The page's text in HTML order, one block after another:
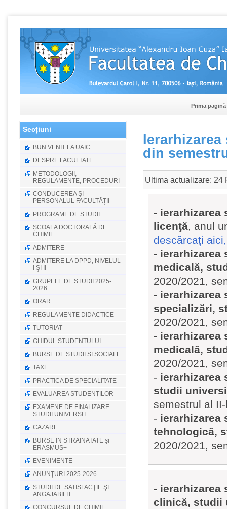
Prima pagină
Secțiuni
BUN VENIT LA UAIC
DESPRE FACULTATE
METODOLOGII,
REGULAMENTE, PROCEDURI
CONDUCEREA ŞI
PERSONALUL FACULTĂŢII
PROGRAME DE STUDII
ȘCOALA DOCTORALĂ DE
CHIMIE
ADMITERE
ADMITERE LA DPPD, NIVELUL
I ŞI II
GRUPELE DE STUDII 2025-
2026
ORAR
REGULAMENTE DIDACTICE
TUTORIAT
GHIDUL STUDENTULUI
BURSE DE STUDII SI SOCIALE
TAXE
PRACTICA DE SPECIALITATE
EVALUAREA STUDENŢILOR
EXAMENE DE FINALIZARE
STUDII UNIVERSIT...
CAZARE
BURSE IN STRAINATATE şi
ERASMUS+
EVENIMENTE
ANUNŢURI 2025-2026
STUDII DE SATISFACŢIE ŞI
ANGAJABILIT...
CONCURSUL DE CHIMIE
din
Ultima actualizare: 24
- ierarhizarea
licenţă, anul
descărcaţi
- ierarhizarea
medicală,
2020/2021,
- ierarhizarea
specializări,
2020/2021,
- ierarhizarea
medicală,
2020/2021,
- ierarhizarea
studii
semestrul al
- ierarhizarea
tehnologică,
2020/2021,
- ierarhizarea
clinică, studii